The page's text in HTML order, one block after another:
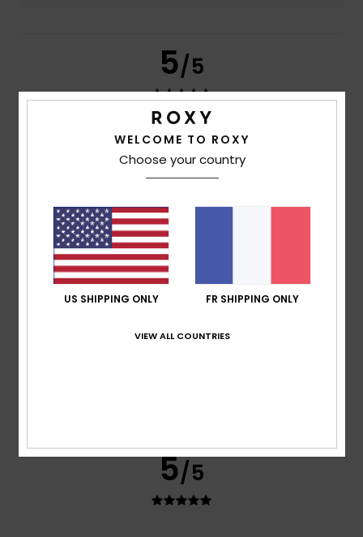
5/5
8 juillet 2026
Ça va parfaitement.
Je recommande ce produit
3
5/5
WELCOME TO ROXY
Choose your country
US SHIPPING ONLY FR SHIPPING ONLY
VIEW ALL COUNTRIES